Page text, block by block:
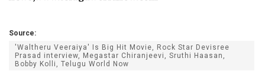
Source:
'Waltheru Veeraiya' Is Big Hit Movie, Rock Star Devisree
Prasad interview, Megastar Chiranjeevi, Sruthi Haasan,
Bobby Kolli, Telugu World Now